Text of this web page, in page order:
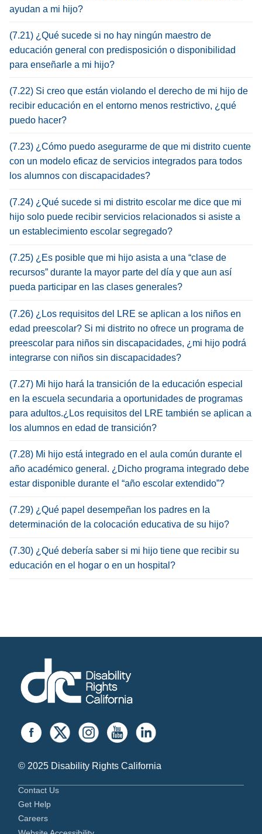
ayudan a mi hijo?
(7.21) ¿Qué sucede si no hay ningún maestro de
educación general con predisposición o disponibilidad
para enseñarle a mi hijo?
(7.22) Si creo que están violando el derecho de mi hijo de
recibir educación en el entorno menos restrictivo, ¿qué
puedo hacer?
(7.23) ¿Cómo puedo asegurarme de que mi distrito cuente
con un modelo eficaz de servicios integrados para todos
los alumnos con discapacidades?
(7.24) ¿Qué sucede si mi distrito escolar me dice que mi
hijo solo puede recibir servicios relacionados si asiste a
un establecimiento escolar segregado?
(7.25) ¿Es posible que mi hijo asista a una “clase de
recursos” durante la mayor parte del día y que aun así
pueda participar en las clases generales?
(7.26) ¿Los requisitos del LRE se aplican a los niños en
edad preescolar? Si mi distrito no ofrece un programa de
preescolar para niños sin discapacidades, ¿mi hijo podrá
integrarse con niños sin discapacidades?
(7.27) Mi hijo hará la transición de la educación especial
en la escuela secundaria a oportunidades de programas
para adultos.¿Los requisitos del LRE también se aplican a
los alumnos en edad de transición?
(7.28) Mi hijo está integrado en el aula común durante el
año académico general. ¿Dicho programa integrado debe
estar disponible durante el “año escolar extendido”?
(7.29) ¿Qué papel desempeñan los padres en la
determinación de la colocación educativa de su hijo?
(7.30) ¿Qué debería saber si mi hijo tiene que recibir su
educación en el hogar o en un hospital?
© 2025 Disability Rights California
Contact Us
Get Help
Careers